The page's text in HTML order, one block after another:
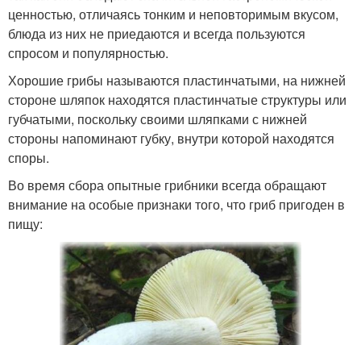
ценностью, отличаясь тонким и неповторимым вкусом,
блюда из них не приедаются и всегда пользуются
спросом и популярностью.
Хорошие грибы называются пластинчатыми, на нижней
стороне шляпок находятся пластинчатые структуры или
губчатыми, поскольку своими шляпками с нижней
стороны напоминают губку, внутри которой находятся
споры.
Во время сбора опытные грибники всегда обращают
внимание на особые признаки того, что гриб пригоден в
пищу: